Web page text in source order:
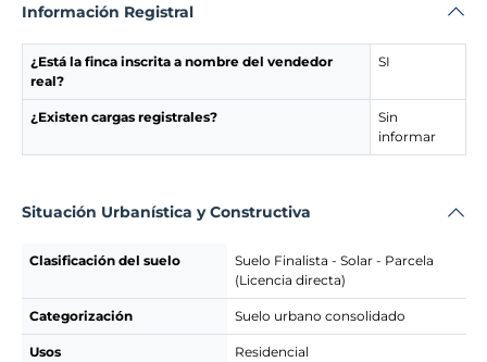
Información Registral
¿Está la finca inscrita a nombre del vendedor
real?
SI
¿Existen cargas registrales?
Sin
informar
Situación Urbanística y Constructiva
Clasificación del suelo
Suelo Finalista - Solar - Parcela
(Licencia directa)
Categorización Suelo urbano consolidado
Usos Residencial